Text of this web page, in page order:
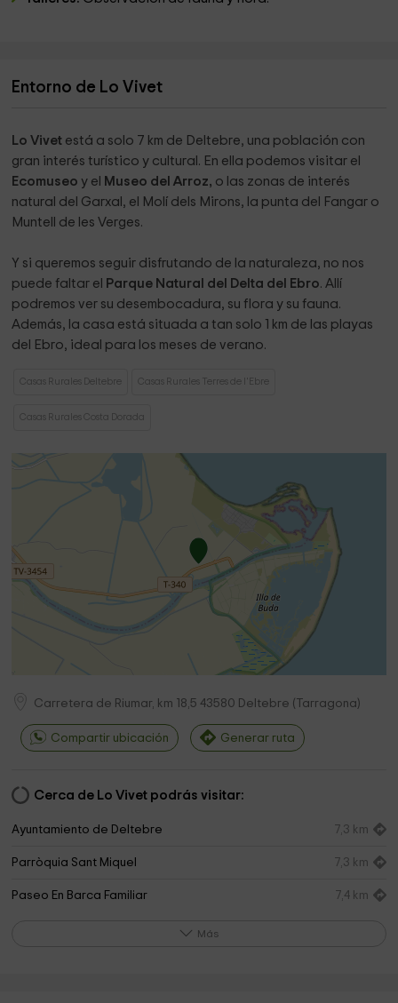
Entorno de Lo Vivet
Lo Vivet está a solo 7 km de Deltebre, una población con
gran interés turístico y cultural. En ella podemos visitar el
Ecomuseo y el Museo del Arroz, o las zonas de interés
natural del Garxal, el Molí dels Mirons, la punta del Fangar o
Muntell de les Verges.
Y si queremos seguir disfrutando de la naturaleza, no nos
puede faltar el
Parque Natural del Delta del Ebro. Allí
podremos ver su desembocadura, su flora y su fauna.
Además, la casa está situada a tan solo 1 km de las playas
del Ebro, ideal para los meses de verano.
Casas Rurales Deltebre Casas Rurales Terres de l'Ebre
Casas Rurales Costa Dorada
Carretera de Riumar, km 18,5 43580 Deltebre ( Tarragona)
Compartir ubicación Generar ruta
Cerca de Lo Vivet podrás visitar:
Ayuntamiento de Deltebre 7,3 km
Parròquia Sant Miquel 7,3 km
Paseo En Barca Familiar 7,4 km
Más